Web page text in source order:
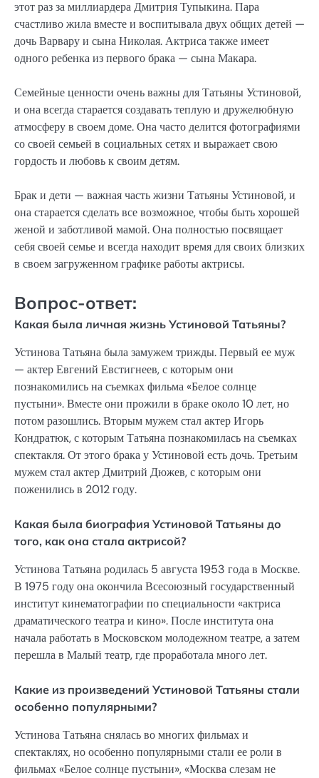
этот раз за миллиардера Дмитрия Тупыкина. Пара
счастливо жила вместе и воспитывала двух общих детей —
дочь Варвару и сына Николая. Актриса также имеет
одного ребенка из первого брака — сына Макара.
Семейные ценности очень важны для Татьяны Устиновой,
и она всегда старается создавать теплую и дружелюбную
атмосферу в своем доме. Она часто делится фотографиями
со своей семьей в социальных сетях и выражает свою
гордость и любовь к своим детям.
Брак и дети — важная часть жизни Татьяны Устиновой, и
она старается сделать все возможное, чтобы быть хорошей
женой и заботливой мамой. Она полностью посвящает
себя своей семье и всегда находит время для своих близких
в своем загруженном графике работы актрисы.
Вопрос-ответ:
Какая была личная жизнь Устиновой Татьяны?
Устинова Татьяна была замужем трижды. Первый ее муж
— актер Евгений Евстигнеев, с которым они
познакомились на съемках фильма «Белое солнце
пустыни». Вместе они прожили в браке около 10 лет, но
потом разошлись. Вторым мужем стал актер Игорь
Кондратюк, с которым Татьяна познакомилась на съемках
спектакля. От этого брака у Устиновой есть дочь. Третьим
мужем стал актер Дмитрий Дюжев, с которым они
поженились в 2012 году.
Какая была биография Устиновой Татьяны до
того, как она стала актрисой?
Устинова Татьяна родилась 5 августа 1953 года в Москве.
В 1975 году она окончила Всесоюзный государственный
институт кинематографии по специальности «актриса
драматического театра и кино». После института она
начала работать в Московском молодежном театре, а затем
перешла в Малый театр, где проработала много лет.
Какие из произведений Устиновой Татьяны стали
особенно популярными?
Устинова Татьяна снялась во многих фильмах и
спектаклях, но особенно популярными стали ее роли в
фильмах «Белое солнце пустыни», «Москва слезам не